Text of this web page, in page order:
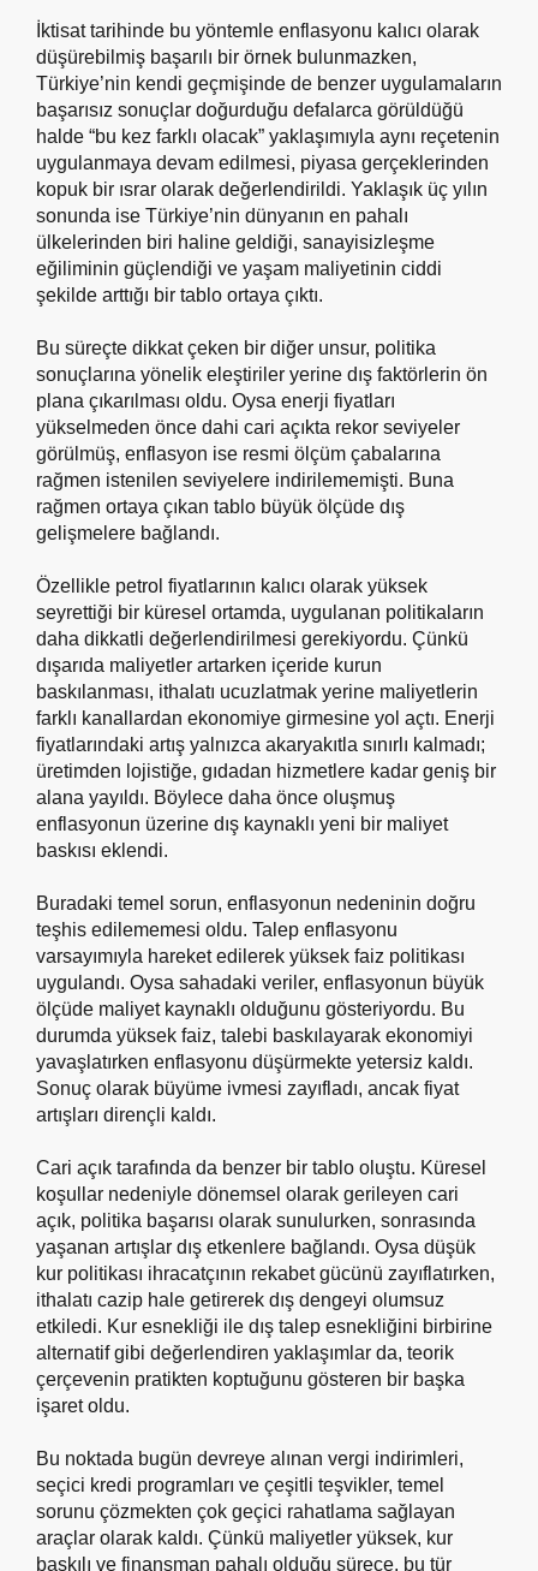
İktisat tarihinde bu yöntemle enflasyonu kalıcı olarak
düşürebilmiş başarılı bir örnek bulunmazken,
Türkiye’nin kendi geçmişinde de benzer uygulamaların
başarısız sonuçlar doğurduğu defalarca görüldüğü
halde “bu kez farklı olacak” yaklaşımıyla aynı reçetenin
uygulanmaya devam edilmesi, piyasa gerçeklerinden
kopuk bir ısrar olarak değerlendirildi. Yaklaşık üç yılın
sonunda ise Türkiye’nin dünyanın en pahalı
ülkelerinden biri haline geldiği, sanayisizleşme
eğiliminin güçlendiği ve yaşam maliyetinin ciddi
şekilde arttığı bir tablo ortaya çıktı.
Bu süreçte dikkat çeken bir diğer unsur, politika
sonuçlarına yönelik eleştiriler yerine dış faktörlerin ön
plana çıkarılması oldu. Oysa enerji fiyatları
yükselmeden önce dahi cari açıkta rekor seviyeler
görülmüş, enflasyon ise resmi ölçüm çabalarına
rağmen istenilen seviyelere indirilememişti. Buna
rağmen ortaya çıkan tablo büyük ölçüde dış
gelişmelere bağlandı.
Özellikle petrol fiyatlarının kalıcı olarak yüksek
seyrettiği bir küresel ortamda, uygulanan politikaların
daha dikkatli değerlendirilmesi gerekiyordu. Çünkü
dışarıda maliyetler artarken içeride kurun
baskılanması, ithalatı ucuzlatmak yerine maliyetlerin
farklı kanallardan ekonomiye girmesine yol açtı. Enerji
fiyatlarındaki artış yalnızca akaryakıtla sınırlı kalmadı;
üretimden lojistiğe, gıdadan hizmetlere kadar geniş bir
alana yayıldı. Böylece daha önce oluşmuş
enflasyonun üzerine dış kaynaklı yeni bir maliyet
baskısı eklendi.
Buradaki temel sorun, enflasyonun nedeninin doğru
teşhis edilememesi oldu. Talep enflasyonu
varsayımıyla hareket edilerek yüksek faiz politikası
uygulandı. Oysa sahadaki veriler, enflasyonun büyük
ölçüde maliyet kaynaklı olduğunu gösteriyordu. Bu
durumda yüksek faiz, talebi baskılayarak ekonomiyi
yavaşlatırken enflasyonu düşürmekte yetersiz kaldı.
Sonuç olarak büyüme ivmesi zayıfladı, ancak fiyat
artışları dirençli kaldı.
Cari açık tarafında da benzer bir tablo oluştu. Küresel
koşullar nedeniyle dönemsel olarak gerileyen cari
açık, politika başarısı olarak sunulurken, sonrasında
yaşanan artışlar dış etkenlere bağlandı. Oysa düşük
kur politikası ihracatçının rekabet gücünü zayıflatırken,
ithalatı cazip hale getirerek dış dengeyi olumsuz
etkiledi. Kur esnekliği ile dış talep esnekliğini birbirine
alternatif gibi değerlendiren yaklaşımlar da, teorik
çerçevenin pratikten koptuğunu gösteren bir başka
işaret oldu.
Bu noktada bugün devreye alınan vergi indirimleri,
seçici kredi programları ve çeşitli teşvikler, temel
sorunu çözmekten çok geçici rahatlama sağlayan
araçlar olarak kaldı. Çünkü maliyetler yüksek, kur
baskılı ve finansman pahalı olduğu sürece, bu tür